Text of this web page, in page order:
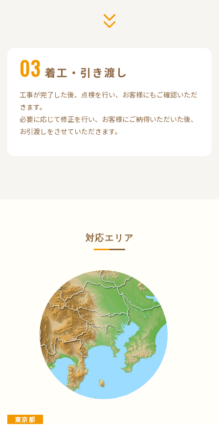
03 着工 ・引き渡し
工事が完了した後、点検を行い、お客様にもご確認いただ
きます。
必要に応じて修正を行い、お客様にご納得いただいた後、
お引渡しをさせていただきます。
対応エリア
東京都